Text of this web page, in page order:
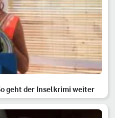
geht der Inselkrimi weiter